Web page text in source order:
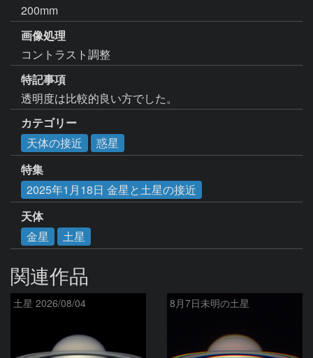
200mm
画像処理
コントラスト調整
特記事項
透明度は比較的良い方でした。
カテゴリー
天体の接近
惑星
特集
2025年1月18日 金星と土星の接近
天体
金星
土星
関連作品
土星 2026/08/04 8月7日未明の土星